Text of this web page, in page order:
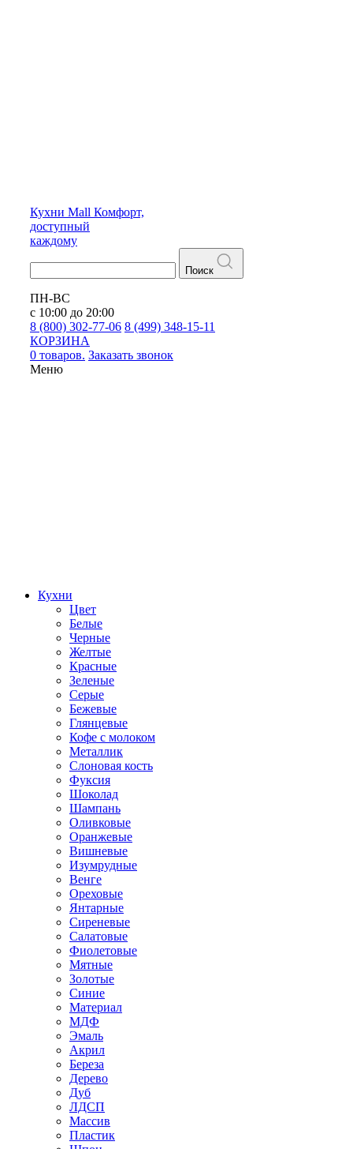
Кухни Mall Комфорт,
доступный
каждому
Поиск
ПН-ВС
с 10:00 до 20:00
8 (800) 302-77-06 8 (499) 348-15-11
КОРЗИНА
0 товаров. Заказать звонок
Меню
Кухни
Цвет
Белые
Черные
Желтые
Красные
Зеленые
Серые
Бежевые
Глянцевые
Кофе с молоком
Металлик
Слоновая кость
Фуксия
Шоколад
Шампань
Оливковые
Оранжевые
Вишневые
Изумрудные
Венге
Ореховые
Янтарные
Сиреневые
Салатовые
Фиолетовые
Мятные
Золотые
Синие
Материал
МДФ
Эмаль
Акрил
Береза
Дерево
Дуб
ЛДСП
Массив
Пластик